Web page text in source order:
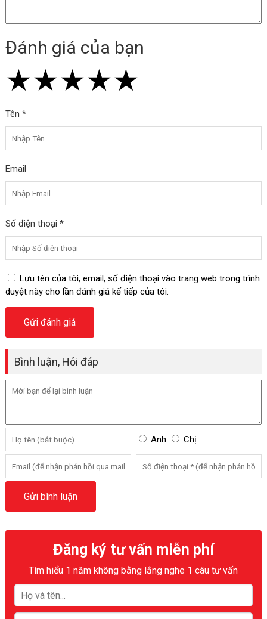
Đánh giá của bạn
★
★★
★★★
★★★★
★★★★★
Tên *
Email
Số điện thoại *
Lưu tên của tôi, email, số điện thoại vào trang web trong trình
duyệt này cho lần đánh giá kế tiếp của tôi.
Bình luận, Hỏi đáp
Anh Chị
Đăng ký tư vấn miễn phí
Tìm hiểu 1 năm không bằng lắng nghe 1 câu tư vấn